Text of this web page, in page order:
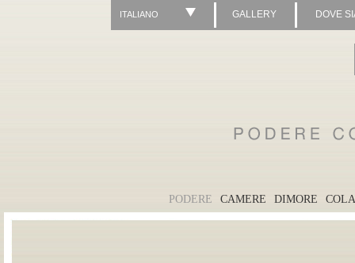
ITALIANO GALLERY DOVE
PODERE CAMERE DIMORE